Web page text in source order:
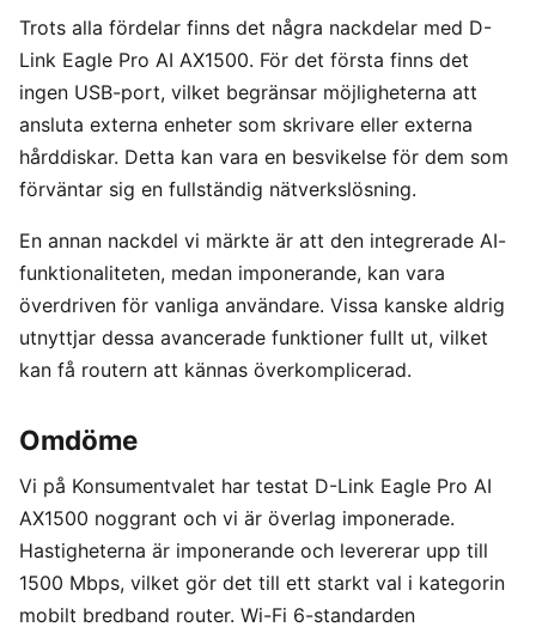
Trots alla fördelar finns det några nackdelar med D-
Link Eagle Pro AI AX1500. För det första finns det
ingen USB-port, vilket begränsar möjligheterna att
ansluta externa enheter som skrivare eller externa
hårddiskar. Detta kan vara en besvikelse för dem som
förväntar sig en fullständig nätverkslösning.
En annan nackdel vi märkte är att den integrerade AI-
funktionaliteten, medan imponerande, kan vara
överdriven för vanliga användare. Vissa kanske aldrig
utnyttjar dessa avancerade funktioner fullt ut, vilket
kan få routern att kännas överkomplicerad.
Omdöme
Vi på Konsumentvalet har testat D-Link Eagle Pro AI
AX1500 noggrant och vi är överlag imponerade.
Hastigheterna är imponerande och levererar upp till
1500 Mbps, vilket gör det till ett starkt val i kategorin
mobilt bredband router. Wi-Fi 6-standarden